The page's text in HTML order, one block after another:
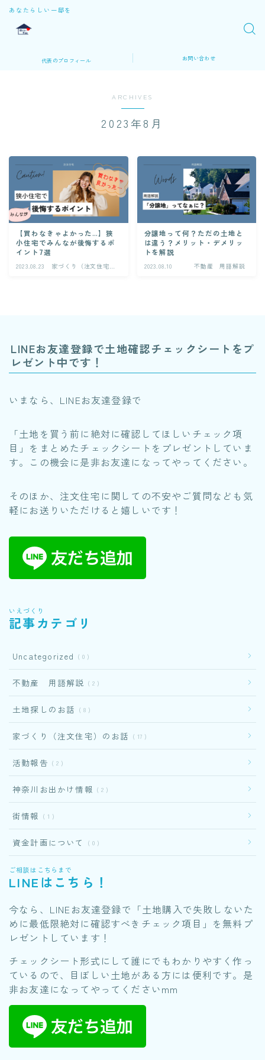
あなたらしい一邸を
代表のプロフィール お問い合わせ
ARCHIVES
2023年8月
【買わなきゃよかった…】狭
小住宅でみんなが後悔するポ
イント7選
2023.08.23
家づくり（注文住宅）
分譲地って何？ただの土地と
は違う？メリット・デメリッ
トを解説
2023.08.10 不動産 用語解説
LINEお友達登録で土地確認チェックシートをプ
レゼント中です！
いまなら、LINEお友達登録で
「土地を買う前に絶対に確認してほしいチェック項
目」をまとめたチェックシートをプレゼントしていま
す。この機会に是非お友達になってやってください。
そのほか、注文住宅に関しての不安やご質問なども気
軽にお送りいただけると嬉しいです！
いえづくり
記事カテゴリ
Uncategorized 0
不動産 用語解説 2
土地探しのお話 8
家づくり（注文住宅）のお話 17
活動報告 2
神奈川お出かけ情報 2
街情報 1
資金計画について 0
ご相談はこちらまで
LINEはこちら！
今なら、LINEお友達登録で「土地購入で失敗しないた
めに最低限絶対に確認すべきチェック項目」を無料プ
レゼントしています！
チェックシート形式にして誰にでもわかりやすく作っ
ているので、目ぼしい土地がある方には便利です。是
非お友達になってやってくださいmm